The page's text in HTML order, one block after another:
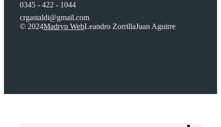
0345 - 422 - 1044
crgastaldi@gmail.com
© 2024Madryn WebLeandro ZorrillaJuan Aguirre